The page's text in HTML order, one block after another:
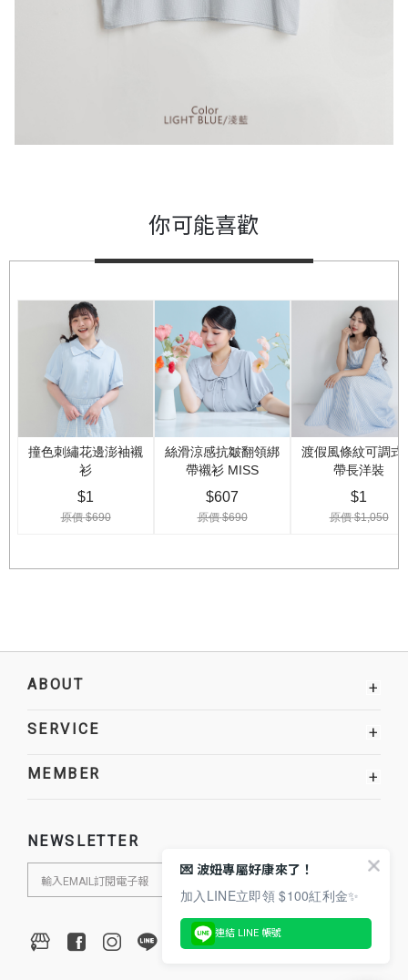
你可能喜歡
ABOUT +
SERVICE +
MEMBER +
NEWSLETTER
💌 波妞專屬好康來了！
加入LINE立即領 $100紅利金✨
連結 LINE 帳號